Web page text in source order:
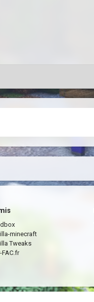
minecraft
Tweaks
FAC.fr